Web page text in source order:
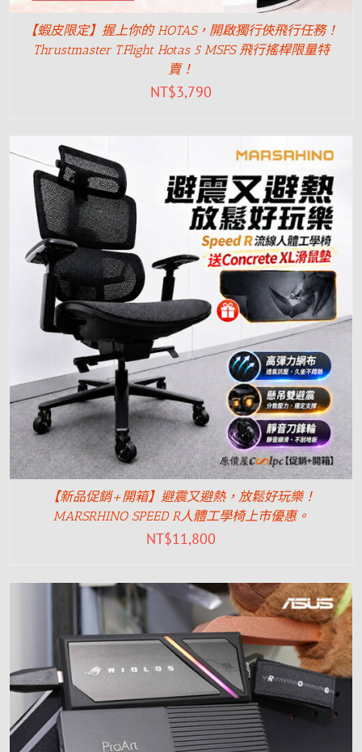
【蝦皮限定】握上你的 HOTAS，開啟獨行俠飛行任務！
Thrustmaster T.Flight Hotas 5 MSFS 飛行搖桿限量特
賣！
NT$3,790
【新品促銷+開箱】避震又避熱，放鬆好玩樂！
MARSRHINO SPEED R人體工學椅上市優惠。
NT$11,800